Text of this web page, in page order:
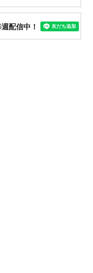
配信中！